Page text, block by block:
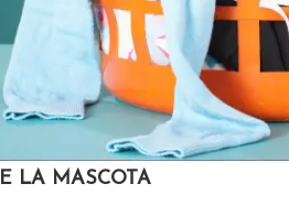
LA MASCOTA